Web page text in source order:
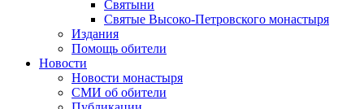
Святыни
Святые Высоко-Петровского монастыря
Издания
Помощь обители
Новости
Новости монастыря
СМИ об обители